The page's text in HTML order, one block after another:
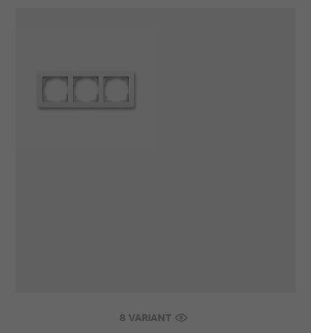
8 VARIANT